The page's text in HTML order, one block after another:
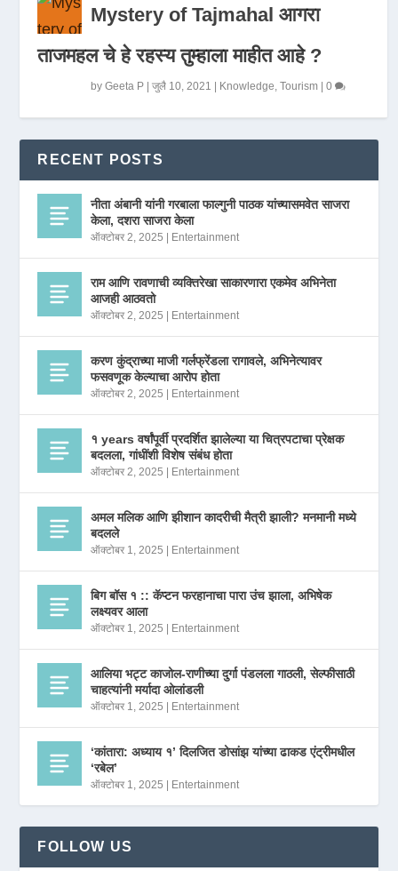
Mystery of Tajmahal आगरा
ताजमहल चे हे रहस्य तुम्हाला माहीत आहे ?
byGeeta P |जुलै 10, 2021 Knowledge,Tourism |0
RECENT POSTS
नीता अंबानी यांनी गरबाला फाल्गुनी पाठक यांच्यासमवेत साजरा
केला, दशरा साजरा केला
ऑक्टोबर 2, 2025 Entertainment
राम आणि रावणाची व्यक्तिरेखा साकारणारा एकमेव अभिनेता
आजही आठवतो
ऑक्टोबर 2, 2025 Entertainment
करण कुंद्राच्या माजी गर्लफ्रेंडला रागावले, अभिनेत्यावर
फसवणूक केल्याचा आरोप होता
ऑक्टोबर 2, 2025 Entertainment
१ years वर्षांपूर्वी प्रदर्शित झालेल्या या चित्रपटाचा प्रेक्षक
बदलला, गांधींशी विशेष संबंध होता
ऑक्टोबर 2, 2025 Entertainment
अमल मलिक आणि झीशान कादरीची मैत्री झाली? मनमानी मध्ये
बदलले
ऑक्टोबर 1, 2025 Entertainment
बिग बॉस १ :: कॅप्टन फरहानाचा पारा उंच झाला, अभिषेक
लक्ष्यवर आला
ऑक्टोबर 1, 2025 Entertainment
आलिया भट्ट काजोल-राणीच्या दुर्गा पंडलला गाठली, सेल्फीसाठी
चाहत्यांनी मर्यादा ओलांडली
ऑक्टोबर 1, 2025 Entertainment
‘कांतारा: अध्याय १’ दिलजित डोसांझ यांच्या ढाकड एंट्रीमधील
‘रबेल’
ऑक्टोबर 1, 2025 Entertainment
FOLLOW US